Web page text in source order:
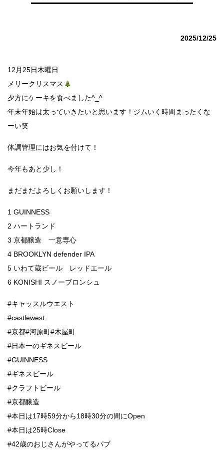
2025/12/25
12月25日木曜日
メリークリスマス
夕方にケーキを食べました^_^
年末年始は太っていきたいと思います！ジムいく時間まったくな
ーい笑
体調管理にはお気を付けて！
今年もあと少し！
まだまだよろしくお願いします！
1 GUINNESS
2 ハートランド
3 京都醸造 一意専心
4 BROOKLYN defender IPA
5 いわて蔵ビール レッドエール
6 KONISHI スノーブロンシュ
#キャッスルウエスト
#castlewest
#京都#河原町#木屋町
#日本一のギネスビール
#GUINNESS
#ギネスビール
#クラフトビール
#京都醸造
#本日は17時59分から18時30分の間にOpen
#本日は25時Close
#42歳のおじさんがやってるパブ